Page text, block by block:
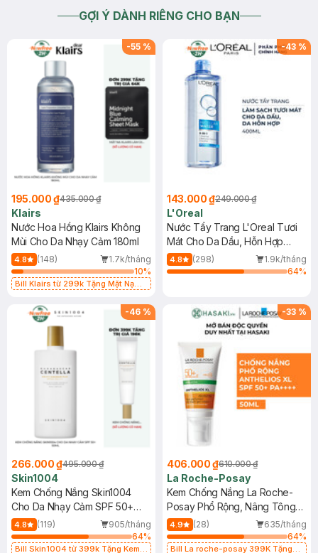
GỢI Ý DÀNH RIÊNG CHO BẠN
-55 %
195.000 ₫435.000 ₫
Klairs
Nước Hoa Hồng Klairs Không
Mùi Cho Da Nhạy Cảm 180ml
4.8 (148)
1.7k/tháng
10%
Bill Klairs từ 299k Tặng Mặt Nạ
25ml (SL Có Hạn)
-43 %
143.000 ₫249.000 ₫
L'Oreal
Nước Tẩy Trang L'Oreal Tươi
Mát Cho Da Dầu, Hỗn Hợp
400ml
4.8 (298)
1.9k/tháng
64%
-46 %
266.000 ₫495.000 ₫
Skin1004
Kem Chống Nắng Skin1004
Cho Da Nhạy Cảm SPF 50+
50ml
4.8 (119)
905/tháng
64%
Bill Skin1004 từ 399k Tặng Kem
-33 %
406.000 ₫610.000 ₫
La Roche-Posay
Kem Chống Nắng La Roche-
Posay Phổ Rộng, Nâng Tông
Kiềm Dầu 50ml
4.9 (28)
635/tháng
64%
Bill La roche-posay 399K Tặng